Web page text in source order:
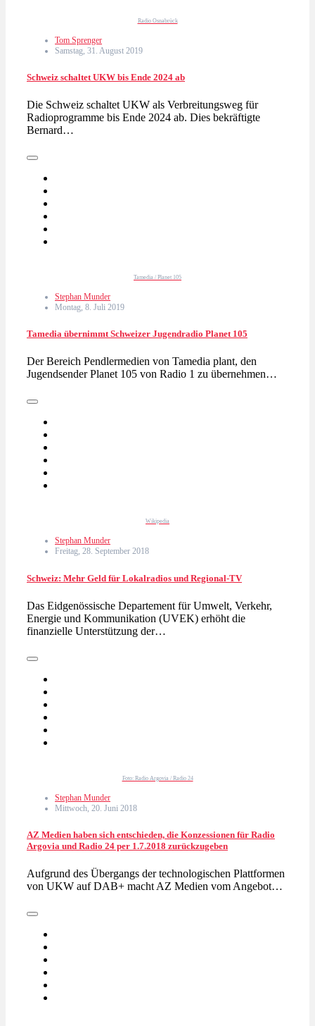
Radio Osnabrück
Tom Sprenger
Samstag, 31. August 2019
Schweiz schaltet UKW bis Ende 2024 ab
Die Schweiz schaltet UKW als Verbreitungsweg für
Radioprogramme bis Ende 2024 ab. Dies bekräftigte
Bernard…
Tamedia / Planet 105
Stephan Munder
Montag, 8. Juli 2019
Tamedia übernimmt Schweizer Jugendradio Planet 105
Der Bereich Pendlermedien von Tamedia plant, den
Jugendsender Planet 105 von Radio 1 zu übernehmen…
Wikipedia
Stephan Munder
Freitag, 28. September 2018
Schweiz: Mehr Geld für Lokalradios und Regional-TV
Das Eidgenössische Departement für Umwelt, Verkehr,
Energie und Kommunikation (UVEK) erhöht die
finanzielle Unterstützung der…
Foto: Radio Argovia / Radio 24
Stephan Munder
Mittwoch, 20. Juni 2018
AZ Medien haben sich entschieden, die Konzessionen für Radio
Argovia und Radio 24 per 1.7.2018 zurückzugeben
Aufgrund des Übergangs der technologischen Plattformen
von UKW auf DAB+ macht AZ Medien vom Angebot…